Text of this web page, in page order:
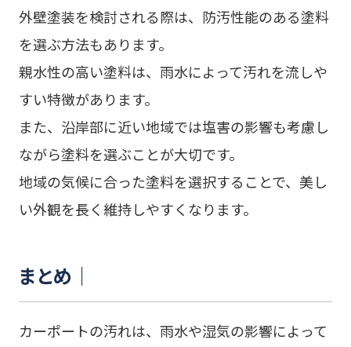
外壁塗装を検討される際は、防汚性能のある塗料
を選ぶ方法もあります。
親水性の高い塗料は、雨水によって汚れを流しや
すい特徴があります。
また、沿岸部に近い地域では塩害の影響も考慮し
ながら塗料を選ぶことが大切です。
地域の気候に合った塗料を選択することで、美し
い外観を長く維持しやすくなります。
まとめ｜
カーポートの汚れは、雨水や湿気の影響によって